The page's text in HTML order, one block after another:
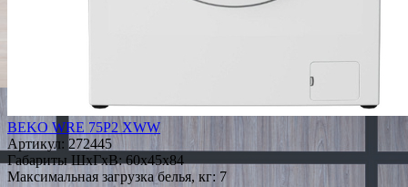
BEKO WRE 75P2 XWW
Артикул: 272445
Габариты ШxГxВ: 60x45x84
Максимальная загрузка белья, кг: 7